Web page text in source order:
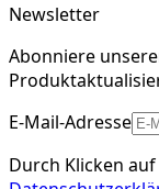
Newsletter
Abonniere
E-Mail-Adresse
Durch Klicken